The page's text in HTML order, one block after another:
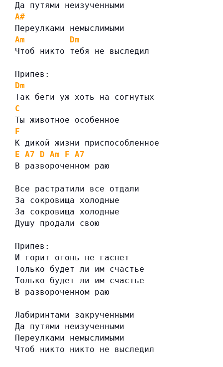
Да путями неизученными
A#
Переулками немыслимыми
Am
Dm
Чтоб никто тебя не выследил
Припев:
Dm
Так беги уж хоть на согнутых
C
Ты животное особенное
F
К дикой жизни приспособленное
E A7 D Am F A7
В развороченном раю
Все растратили все отдали
За сокровища холодные
За сокровища холодные
Душу продали свою
Припев:
И горит огонь не гаснет
Только будет ли им счастье
Только будет ли им счастье
В развороченном раю
Лабиринтами закрученными
Да путями неизученными
Переулками немыслимыми
Чтоб никто никто не выследил